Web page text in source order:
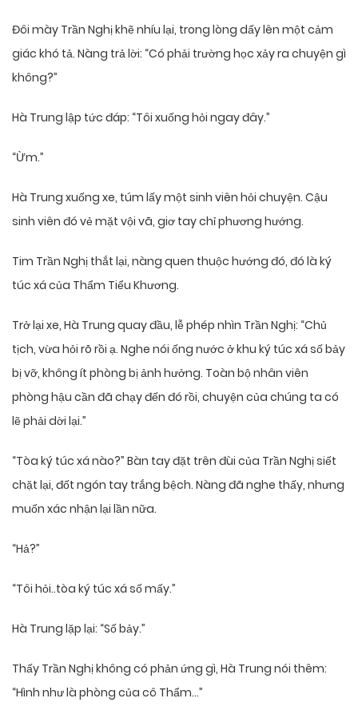
Đôi mày Trần Nghị khẽ nhíu lại, trong lòng dấy lên một cảm
giác khó tả. Nàng trả lời: “Có phải trường học xảy ra chuyện gì
không?”
Hà Trung lập tức đáp: “Tôi xuống hỏi ngay đây.”
“Ừm.”
Hà Trung xuống xe, túm lấy một sinh viên hỏi chuyện. Cậu
sinh viên đó vẻ mặt vội vã, giơ tay chỉ phương hướng.
Tim Trần Nghị thắt lại, nàng quen thuộc hướng đó, đó là ký
túc xá của Thẩm Tiểu Khương.
Trở lại xe, Hà Trung quay đầu, lễ phép nhìn Trần Nghị: “Chủ
tịch, vừa hỏi rõ rồi ạ. Nghe nói ống nước ở khu ký túc xá số bảy
bị vỡ, không ít phòng bị ảnh hưởng. Toàn bộ nhân viên
phòng hậu cần đã chạy đến đó rồi, chuyện của chúng ta có
lẽ phải dời lại.”
“Tòa ký túc xá nào?” Bàn tay đặt trên đùi của Trần Nghị siết
chặt lại, đốt ngón tay trắng bệch. Nàng đã nghe thấy, nhưng
muốn xác nhận lại lần nữa.
“Hả?”
“Tôi hỏi..tòa ký túc xá số mấy.”
Hà Trung lặp lại: “Số bảy.”
Thấy Trần Nghị không có phản ứng gì, Hà Trung nói thêm:
“Hình như là phòng của cô Thẩm…”